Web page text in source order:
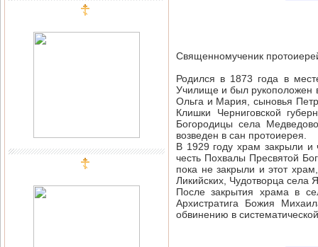
Священномученик
Родился в 1873 года в
Училище и был рукоположен
Ольга и Мария, сыновья
Клишки Черниговской
Богородицы села
возведен в сан протоиерея.
В 1929 году храм закрыли
честь Похвалы Пресвятой
пока не закрыли и этот
Ликийских, Чудотворца села
После закрытия храма в
Архистратига Божия
обвинению в